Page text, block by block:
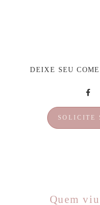
DEIXE SEU
SOLICITE
Quem